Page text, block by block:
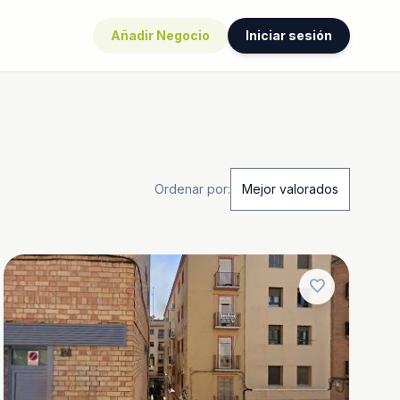
Añadir Negocio Iniciar sesión
Ordenar por:
favorite